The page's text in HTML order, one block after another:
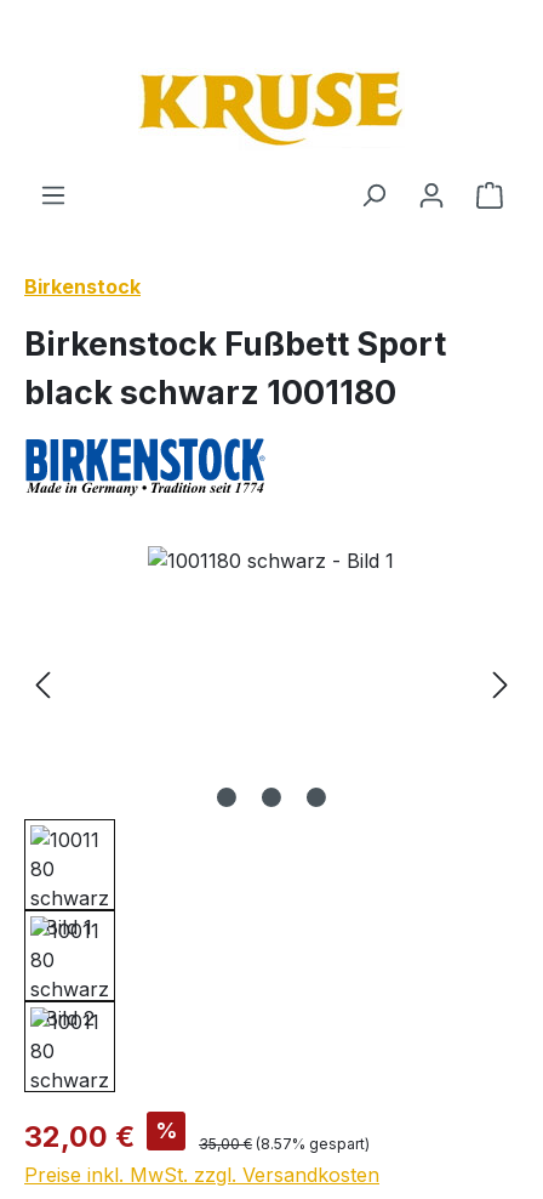
Birkenstock
Birkenstock Fußbett Sport
black schwarz 1001180
Bildergalerie überspringen
Verkaufspreis:
32,00 € % Regulärer Preis:
35,00 € (8.57% gespart)
Preise inkl. MwSt. zzgl. Versandkosten